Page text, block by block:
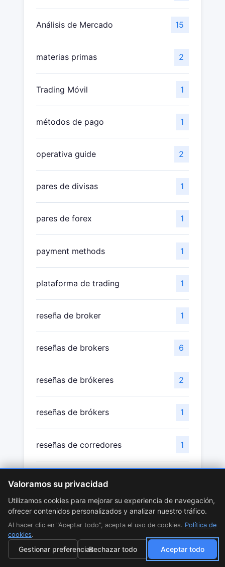
Análisis de Mercado 15
materias primas 2
Trading Móvil 1
métodos de pago 1
operativa guide 2
pares de divisas 1
pares de forex 1
payment methods 1
plataforma de trading 1
reseña de broker 1
reseñas de brokers 6
reseñas de brókeres 2
reseñas de brókers 1
reseñas de corredores 1
Gestión de Riesgo 1
CFD de Acciones 1
Valoramos su privacidad
Utilizamos cookies para mejorar su experiencia de navegación,
ofrecer contenidos personalizados y analizar nuestro tráfico.
Al hacer clic en "Aceptar todo", acepta el uso de cookies. Política de
cookies.
Gestionar preferenciasRechazar todo Aceptar todo